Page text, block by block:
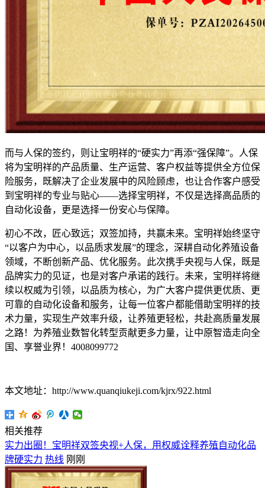
而与人保的签约，则让宝明祥的“硬实力”再添“强保障”。人保
将为宝明祥的产品质量、生产运营、客户权益等提供全方位保
险服务，既解决了企业发展中的风险顾虑，也让合作客户感受
到宝明祥的专业与贴心——选择宝明祥，不仅是选择高品质的
自动化设备，更是选择一份安心与保障。
初心不改，匠心致远；双签加持，共赢未来。宝明祥始终坚守
“以客户为中心，以品质求发展”的理念，深耕自动化养殖设备
领域，不断创新产品、优化服务。此次携手央视与人保，既是
品牌实力的见证，也是对客户承诺的践行。未来，宝明祥将继
续以权威为引领，以品质为核心，为广大客户提供更优质、更
可靠的自动化设备和服务，让每一位客户都能借助宝明祥的技
术力量，实现生产效率升级，让养殖更轻松，共赴高质量发展
之路！为养殖业数智化转型贡献更多力量，让中原智造走向全
国、享誉业界！4008099772
本文地址：http://www.quanqiukeji.com/kjrx/922.html
相关推荐
实力出圈！宝明祥双签央视+人保，用权威诠释养殖自动化品
牌硬实力 热线 刚刚